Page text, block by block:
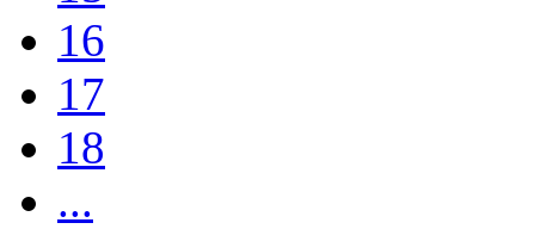
16
17
18
...